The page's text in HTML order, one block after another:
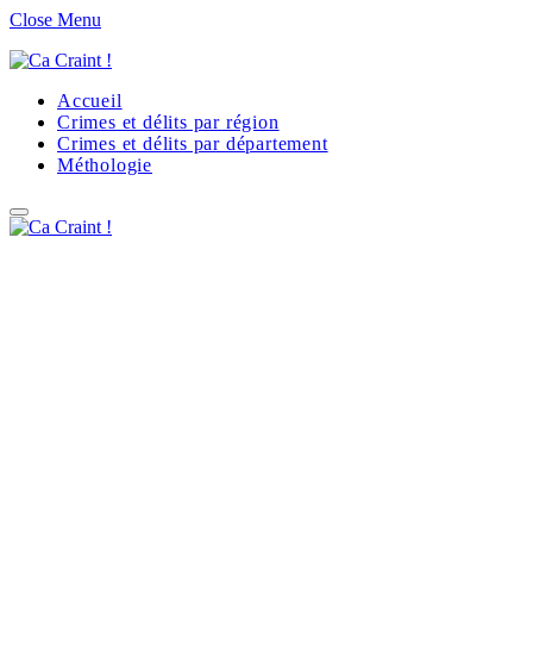
Close Menu
Accueil
Crimes et délits par région
Crimes et délits par département
Méthologie